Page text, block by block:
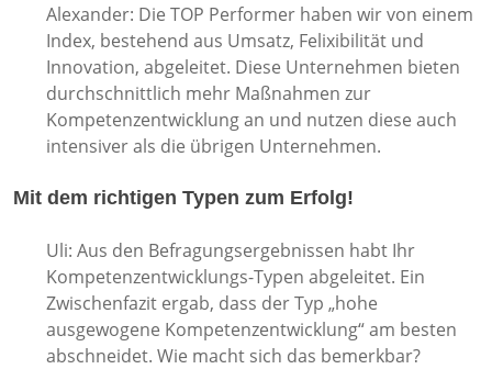
Alexander: Die TOP Performer haben wir von einem
Index, bestehend aus Umsatz, Felixibilität und
Innovation, abgeleitet. Diese Unternehmen bieten
durchschnittlich mehr Maßnahmen zur
Kompetenzentwicklung an und nutzen diese auch
intensiver als die übrigen Unternehmen.
Mit dem richtigen Typen zum Erfolg!
Uli: Aus den Befragungsergebnissen habt Ihr
Kompetenzentwicklungs-Typen abgeleitet. Ein
Zwischenfazit ergab, dass der Typ „hohe
ausgewogene Kompetenzentwicklung“ am besten
abschneidet. Wie macht sich das bemerkbar?